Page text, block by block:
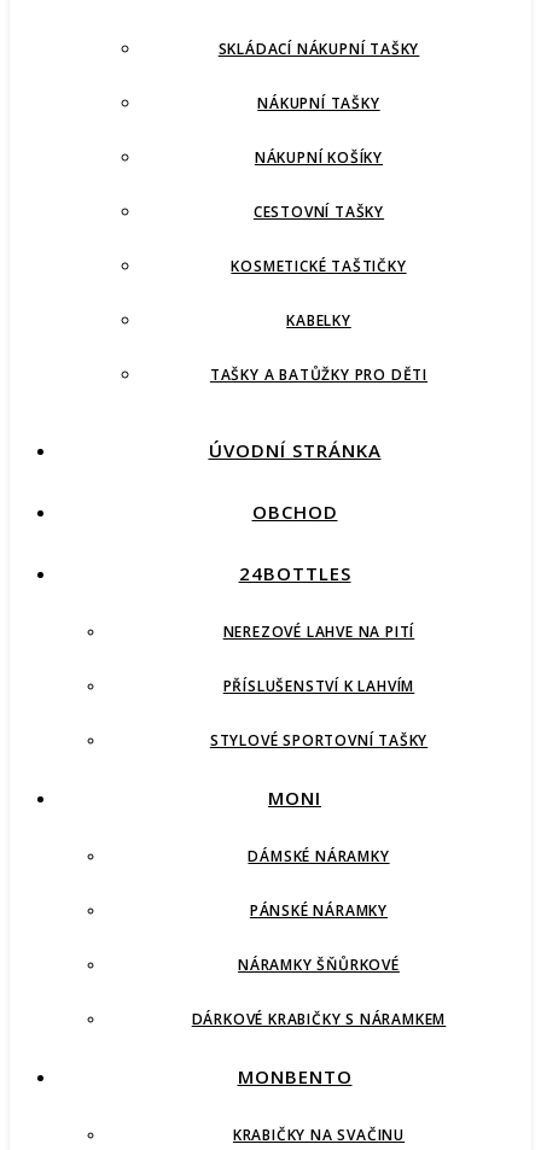
SKLÁDACÍ NÁKUPNÍ TAŠKY
NÁKUPNÍ TAŠKY
NÁKUPNÍ KOŠÍKY
CESTOVNÍ TAŠKY
KOSMETICKÉ TAŠTIČKY
KABELKY
TAŠKY A BATŮŽKY PRO DĚTI
ÚVODNÍ STRÁNKA
OBCHOD
24BOTTLES
NEREZOVÉ LAHVE NA PITÍ
PŘÍSLUŠENSTVÍ K LAHVÍM
STYLOVÉ SPORTOVNÍ TAŠKY
MONI
DÁMSKÉ NÁRAMKY
PÁNSKÉ NÁRAMKY
NÁRAMKY ŠŇŮRKOVÉ
DÁRKOVÉ KRABIČKY S NÁRAMKEM
MONBENTO
KRABIČKY NA SVAČINU